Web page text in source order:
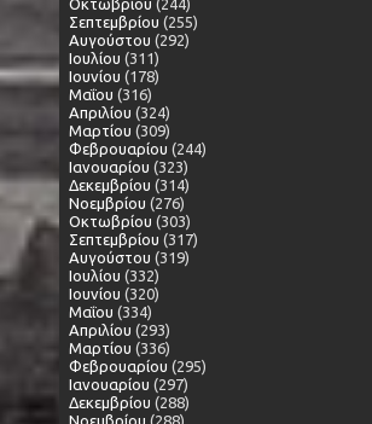
Οκτωβρίου (244)
Σεπτεμβρίου (255)
Αυγούστου (292)
Ιουλίου (311)
Ιουνίου (178)
Μαΐου (316)
Απριλίου (324)
Μαρτίου (309)
Φεβρουαρίου (244)
Ιανουαρίου (323)
Δεκεμβρίου (314)
Νοεμβρίου (276)
Οκτωβρίου (303)
Σεπτεμβρίου (317)
Αυγούστου (319)
Ιουλίου (332)
Ιουνίου (320)
Μαΐου (334)
Απριλίου (293)
Μαρτίου (336)
Φεβρουαρίου (295)
Ιανουαρίου (297)
Δεκεμβρίου (288)
Νοεμβρίου (288)